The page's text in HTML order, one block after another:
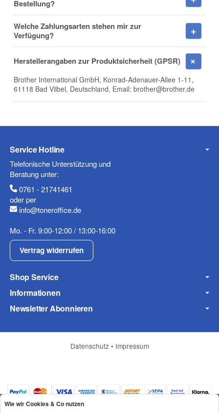
Mobiltelefon
Frage zum Artikel
Ihre Frage
Bestellung?
Welche Zahlungsarten stehen mir zur
Verfügung?
Herstellerangaben zur Produktsicherheit (GPSR)
Brother International GmbH, Konrad-Adenauer-Allee 1-11,
61118 Bad Vilbel, Deutschland, Email: brother@brother.de
Service Hotline
Telefonische Unterstützung und
Beratung unter:
0761 - 21741461
oder per
info@toneroffice.de
Mo. - Fr. 9:00-12:00 / 13:00-16:00
Vertrag widerrufen
Shop Service
Informationen
Newsletter Abonnieren
Datenschutz • Impressum
Wie wir Cookies & Co nutzen